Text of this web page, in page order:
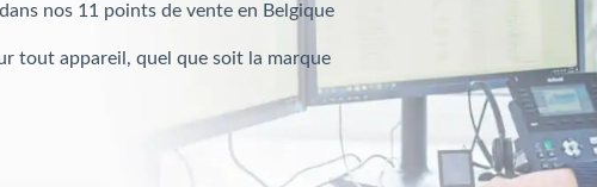
nos 11 points de vente en Belgique
tout appareil, quel que soit la marque